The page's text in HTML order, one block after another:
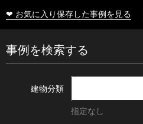
❤ お気に入り保存した事例を見る
事例を検索する
建物分類
指定なし